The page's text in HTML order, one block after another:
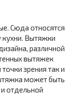
Сюда относятся
Вытяжки
различной
вытяжек
зрения так и
может быть
отдельной